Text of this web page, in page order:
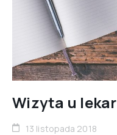
Wizyta u
13 listopada 2018